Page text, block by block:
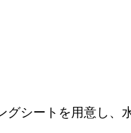
シートを用意し、